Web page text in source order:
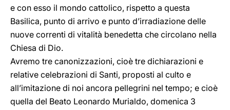
e con esso il mondo cattolico, rispetto a questa
Basilica, punto di arrivo e punto d’irradiazione delle
nuove correnti di vitalità benedetta che circolano nella
Chiesa di Dio.
Avremo tre canonizzazioni, cioè tre dichiarazioni e
relative celebrazioni di Santi, proposti al culto e
all’imitazione di noi ancora pellegrini nel tempo; e cioè
quella del Beato Leonardo Murialdo, domenica 3